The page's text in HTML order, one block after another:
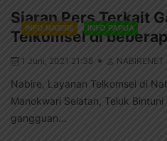
INFO NABIRE INFO PAPUA
Siaran Pers Terkait
Telkomsel di
1 Juni, 2021 21:38 NABIRENET
Nabire, Layanan Telkomsel di
Manokwari Selatan, Teluk
gangguan...